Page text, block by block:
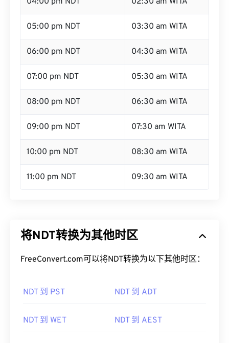
05:00 pm NDT 03:30 am WITA
06:00 pm NDT 04:30 am WITA
07:00 pm NDT 05:30 am WITA
08:00 pm NDT 06:30 am WITA
09:00 pm NDT 07:30 am WITA
10:00 pm NDT 08:30 am WITA
11:00 pm NDT 09:30 am WITA
将NDT转换为其他时区
FreeConvert.com可以将NDT转换为以下其他时区：
NDT 到 PST NDT 到 ADT
NDT 到 WET NDT 到 AEST